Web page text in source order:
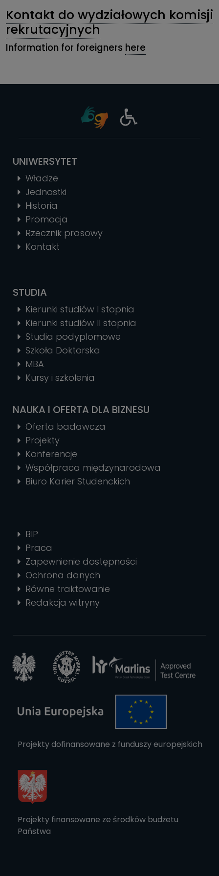
Kontakt do wydziałowych komisji
rekrutacyjnych
Information for foreigners ​ here
UNIWERSYTET
Władze
Jednostki
Historia
Promocja
Rzecznik prasowy
Kontakt
STUDIA
Kierunki studiów I stopnia
Kierunki studiów II stopnia
Studia podyplomowe
Szkoła Doktorska
MBA
Kursy i szkolenia
NAUKA I OFERTA DLA BIZNESU
Oferta badawcza
Projekty
Konferencje
Współpraca międzynarodowa
Biuro Karier Studenckich
BIP
Praca
Zapewnienie dostępności
Ochrona danych
Równe traktowanie
Redakcja witryny
Projekty dofinansowane z funduszy europejskich
Projekty finansowane ze środków budżetu
Państwa